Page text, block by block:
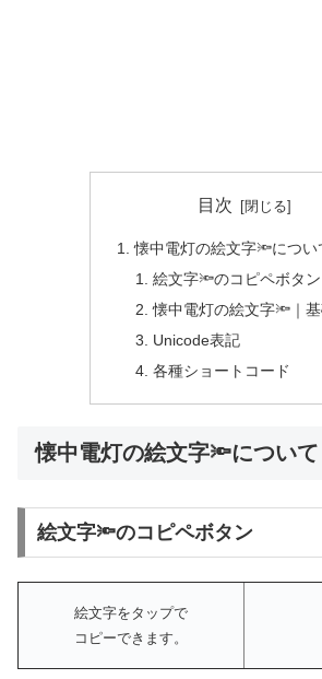
目次
懐中電灯の絵文字🔦につい
絵文字🔦のコピペボタン
懐中電灯の絵文字🔦｜
Unicode表記
各種ショートコード
懐中電灯の絵文字🔦について
絵文字🔦のコピペボタン
絵文字をタップで
コピーできます。